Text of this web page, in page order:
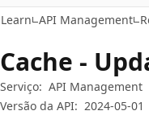
Learn API Management
Cache -
Serviço: API Management
Versão da API: 2024-05-01